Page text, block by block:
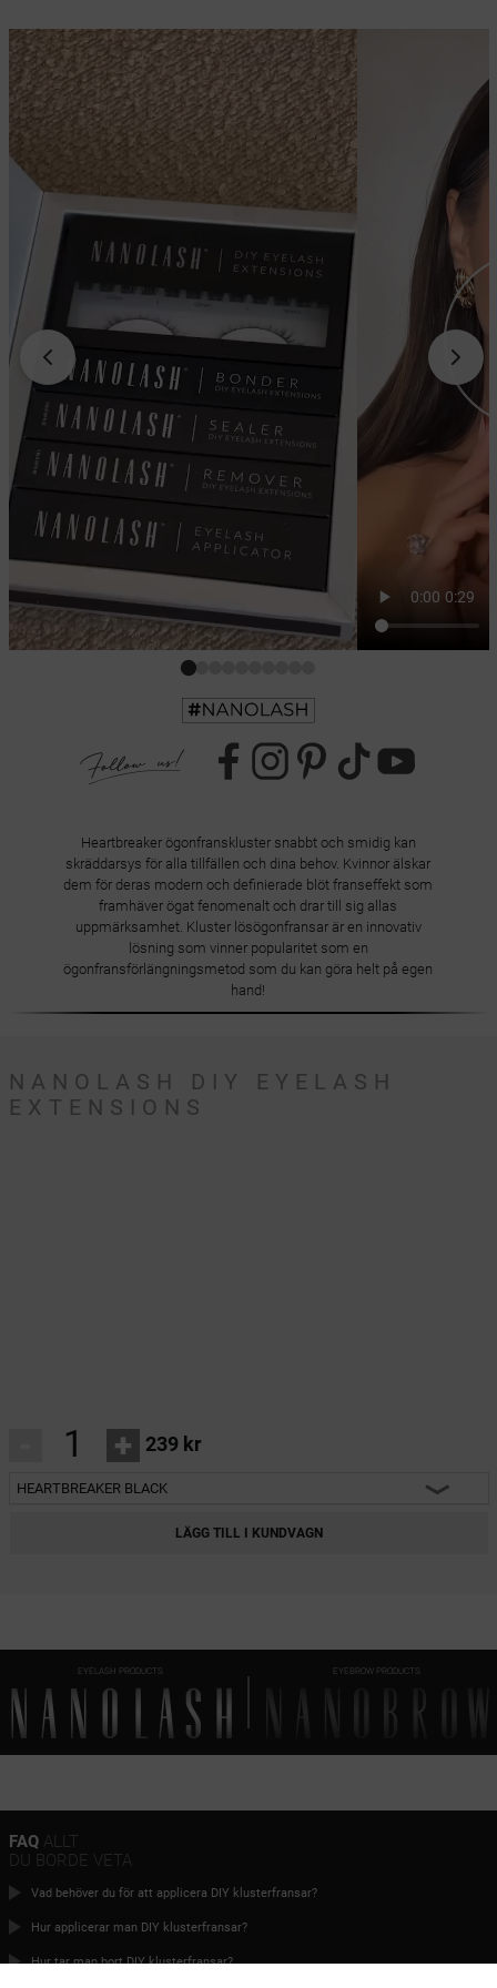
Heartbreaker ögonfranskluster snabbt och smidig kan
skräddarsys för alla tillfällen och dina behov. Kvinnor älskar
dem för deras modern och definierade blöt franseffekt som
framhäver ögat fenomenalt och drar till sig allas
uppmärksamhet. Kluster lösögonfransar är en innovativ
lösning som vinner popularitet som en
ögonfransförlängningsmetod som du kan göra helt på egen
hand!
NANOLASH DIY EYELASH
EXTENSIONS
+ 239 kr
HEARTBREAKER BLACK
CLASSY BLACK
DIVINE BLACK
HARMONY BLACK
HEARTBREAKER BROWN
LÄGG TILL I KUNDVAGN
EYELASH PRODUCTS EYEBROW PRODUCTS
FAQALLT
DU BORDE VETA
Vad behöver du för att applicera DIY klusterfransar?
Hur applicerar man DIY klusterfransar?
Hur tar man bort DIY klusterfransar?